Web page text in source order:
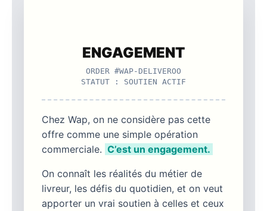
ENGAGEMENT
ORDER #WAP-DELIVEROO
STATUT : SOUTIEN ACTIF
Chez Wap, on ne considère pas cette
offre comme une simple opération
commerciale. C’est un engagement.
On connaît les réalités du métier de
livreur, les défis du quotidien, et on veut
apporter un vrai soutien à celles et ceux